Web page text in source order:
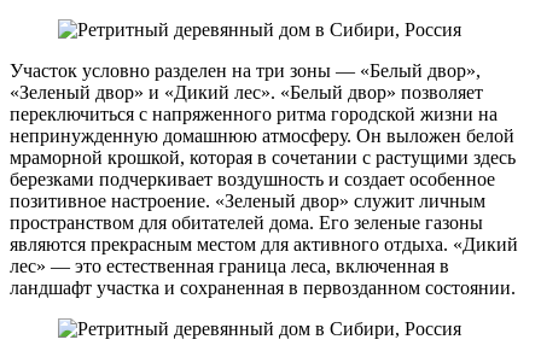
Участок условно разделен на три зоны — «Белый двор»,
«Зеленый двор» и «Дикий лес». «Белый двор» позволяет
переключиться с напряженного ритма городской жизни на
непринужденную домашнюю атмосферу. Он выложен белой
мраморной крошкой, которая в сочетании с растущими здесь
березками подчеркивает воздушность и создает особенное
позитивное настроение. «Зеленый двор» служит личным
пространством для обитателей дома. Его зеленые газоны
являются прекрасным местом для активного отдыха. «Дикий
лес» — это естественная граница леса, включенная в
ландшафт участка и сохраненная в первозданном состоянии.